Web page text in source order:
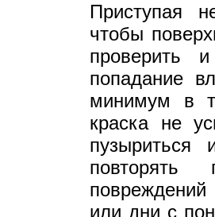
Приступая
чтобы
проверить
попадание
минимум в
краска не
пузыриться
повторять
или дни с